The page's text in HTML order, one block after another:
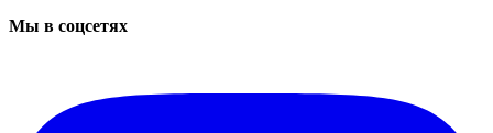
Мы в соцсетях